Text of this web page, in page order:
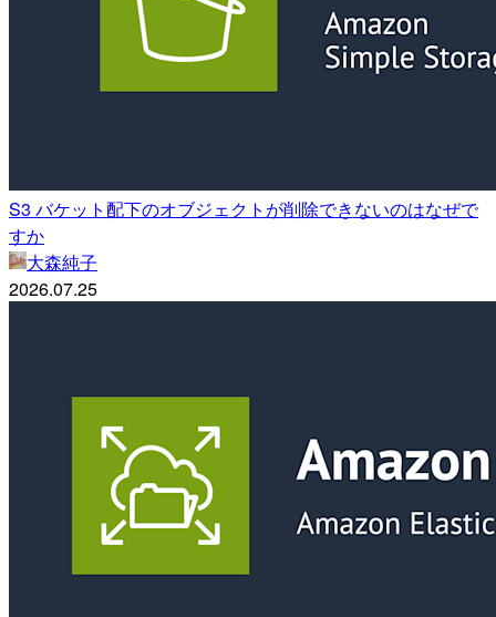
S3 バケット配下のオブジェクトが削除できないのはなぜで
すか
大森純子
2026.07.25